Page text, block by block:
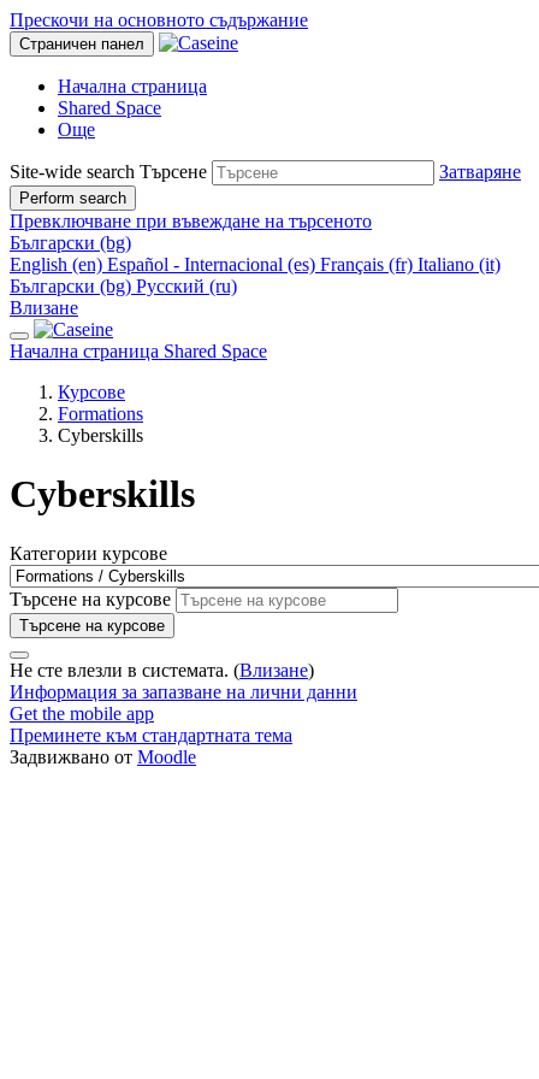
Прескочи на основното съдържание
Страничен панел
Начална страница
Shared Space
Още
Site-wide search Търсене Затваряне
Perform search
Превключване при въвеждане на търсеното
Български ‎(bg)‎
English ‎(en)‎ Español - Internacional ‎(es)‎ Français ‎(fr)‎ Italiano ‎(it)‎
Български ‎(bg)‎ Русский ‎(ru)‎
Влизане
Начална страница Shared Space
Курсове
Formations
Cyberskills
Cyberskills
Категории курсове
Търсене на курсове
Търсене на курсове
Не сте влезли в системата. (Влизане)
Информация за запазване на лични данни
Get the mobile app
Преминете към стандартната тема
Задвижвано от Moodle